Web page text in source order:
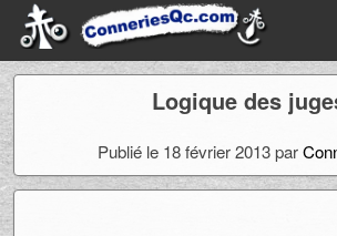
Logique des
Publié le 18 février 2013 par